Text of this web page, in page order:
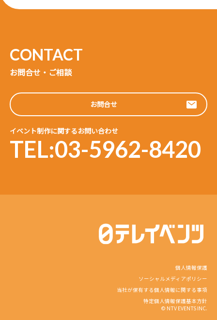
お問合せ・ご相談
お問合せ
イベント制作に関するお問い合わせ
TEL:03-5962-8420
個人情報保護
ソーシャルメディアポリシー
当社が保有する個人情報に関する事項
特定個人情報保護基本方針
© NTV EVENTS INC.